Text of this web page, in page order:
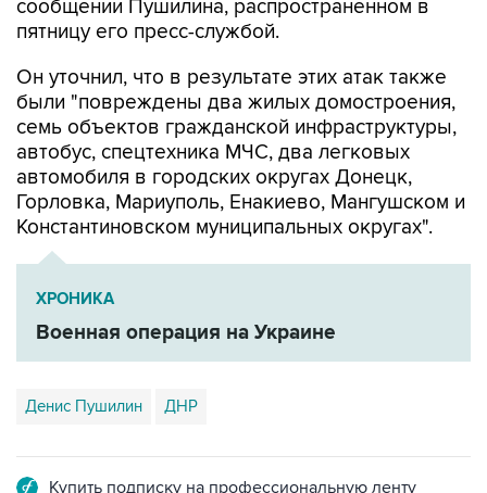
Он уточнил, что в результате этих атак также
семь объектов гражданской инфраструктуры,
автобус, спецтехника МЧС, два легковых
автомобиля в городских округах Донецк,
Горловка, Мариуполь, Енакиево, Мангушском и
Константиновском муниципальных округах".
ХРОНИКА
Военная операция на Украине
Денис Пушилин ДНР
Подписаться на рассылку главных новостей сайта